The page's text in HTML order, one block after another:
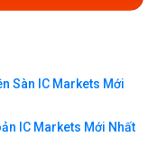
Sàn IC Markets Mới
IC Markets Mới Nhất